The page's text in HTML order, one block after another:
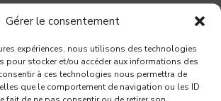
Gérer le consentement
expériences, nous utilisons des technologies
pour stocker et/ou accéder aux informations des
à ces technologies nous permettra de
que le comportement de navigation ou les ID